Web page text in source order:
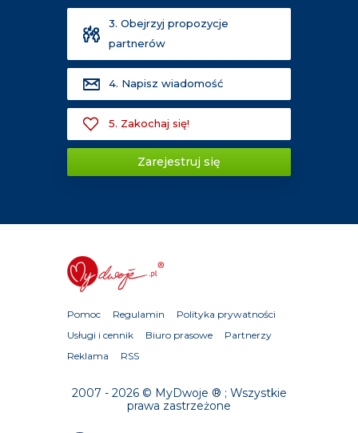
3. Obejrzyj propozycje
partnerów
4. Napisz wiadomość
5. Zakochaj się!
Zarejestruj się
Pomoc Regulamin
Polityka prywatności
Usługi i cennik
Biuro prasowe
Partnerzy
Reklama
RSS
2007 - 2026 © MyDwoje ® ; Wszystkie
prawa zastrzeżone